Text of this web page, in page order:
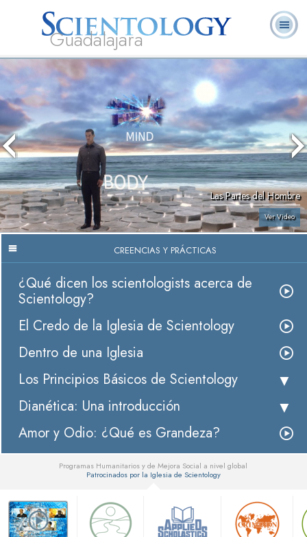
Guadalajara
Hubbard
¿Qué es
Scientology?
Las Partes del Hombre
Ver Video
CREENCIAS Y PRÁCTICAS
¿Qué dicen los scientologists acerca de
Scientology?
El Credo de la Iglesia de Scientology
Dentro de una Iglesia
Los Principios Básicos de Scientology
Dianética: Una introducción
Amor y Odio: ¿Qué es Grandeza?
Programas Humanitarios y de Mejora Social a nivel global
Patrocinados por la Iglesia de Scientology